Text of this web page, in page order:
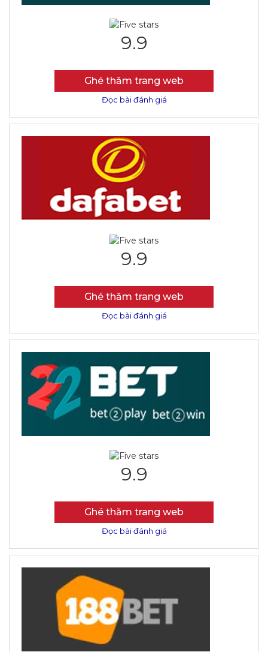
9.9
Ghé thăm trang web
Đọc bài đánh giá
9.9
Ghé thăm trang web
Đọc bài đánh giá
9.9
Ghé thăm trang web
Đọc bài đánh giá